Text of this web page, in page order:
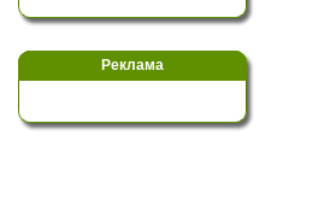
Реклама